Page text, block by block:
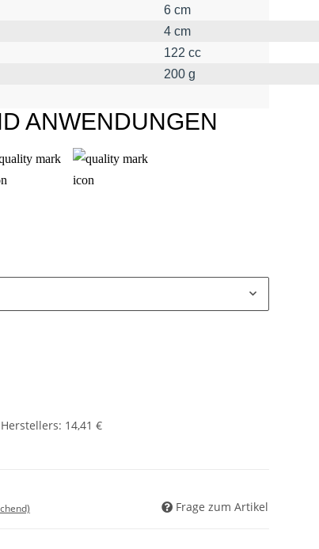
6 cm
4 cm
122 cc
200 g
ANWENDUNGEN
: 14,41 €
Frage zum Artikel